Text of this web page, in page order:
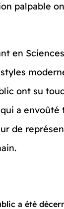
palpable
en
ont su
a
de
a été